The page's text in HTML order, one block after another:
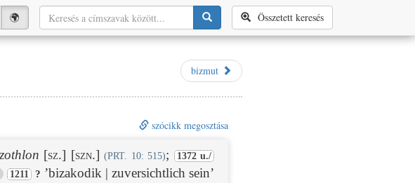
Összetett keresés
🌍︎
bizmut
szócikk megosztása
[sz.] [szn.] (PRT. 10: 515); 1372 u./
1211 ? ’bizakodik | zuversichtlich sein’